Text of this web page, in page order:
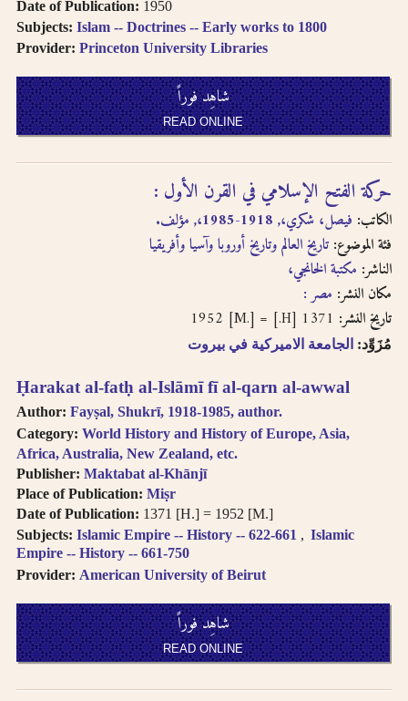
Date of Publication: 1950
Subjects: Islam -- Doctrines -- Early works to 1800
Provider: Princeton University Libraries
شاهِد فوراً
READ ONLINE
Ḥarakat al-fatḥ al-Islāmī fī al-qarn al-awwal
Author: Fayṣal, Shukrī, 1918-1985, author.
Category: World History and History of Europe, Asia,
Africa, Australia, New Zealand, etc.
Publisher: Maktabat al-Khānjī
Place of Publication: Miṣr
Date of Publication: 1371 [H.] = 1952 [M.]
Subjects: Islamic Empire -- History -- 622-661
Islamic
Empire -- History -- 661-750
Provider: American University of Beirut
شاهِد فوراً
READ ONLINE
حركة الفتح الإسلامي في القرن الأول :
الكاتب: فيصل، شكري،, 1918-1985،, مؤلف.
فئة الموضوع: تاريخ العالم وتاريخ أوروبا وآسيا وأفريقيا
الناشر: مكتبة الخانجي،
مكان النشر: مصر :
تاريخ النشر:
مُزَوِّد: الجامعة الاميركية في بيروت